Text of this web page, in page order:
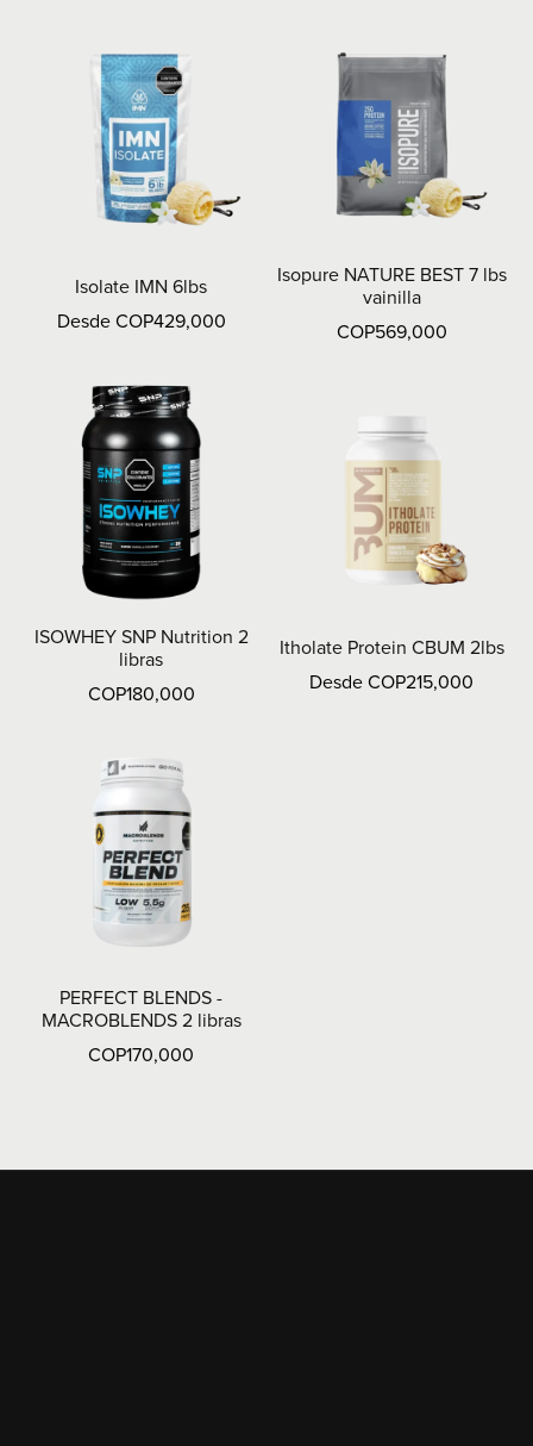
Isolate IMN 6lbs
Desde COP429,000
Isopure NATURE BEST 7 lbs
vainilla
COP569,000
ISOWHEY SNP Nutrition 2
libras
COP180,000
Itholate Protein CBUM 2lbs
Desde COP215,000
PERFECT BLENDS -
MACROBLENDS 2 libras
COP170,000